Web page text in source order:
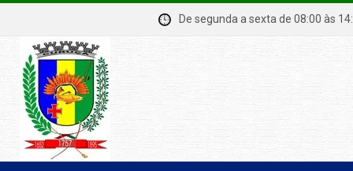
De segunda a sexta de 08:00